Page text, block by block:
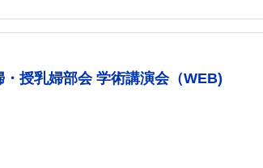
授乳婦部会 学術講演会（WEB)